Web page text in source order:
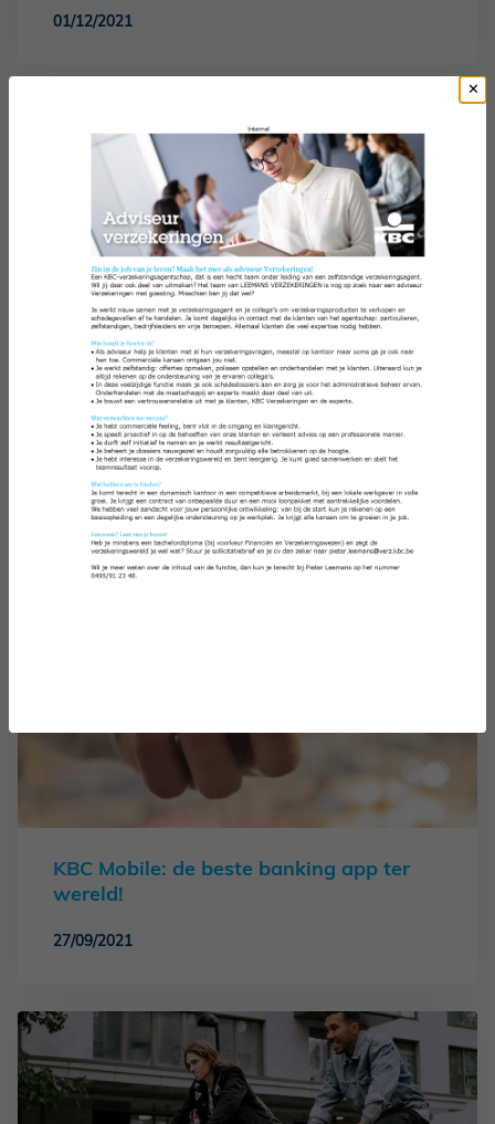
01/12/2021
Overstappen naar een andere
autoverzekeraar
17/11/2021
KBC Mobile: de beste banking app ter
wereld!
27/09/2021